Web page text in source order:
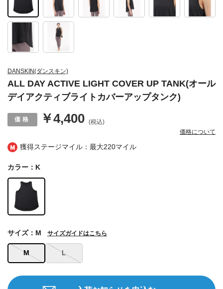
獲得ステージマイル：最大220マイル
DANSKIN(ダンスキン)
ALL DAY ACTIVE LIGHT COVER UP TANK(オール
デイアクティブライトカバーアップタンク)
￥4,400 (税込)
価格について
カラー：K
M L
サイズ：M サイズガイドはこちら